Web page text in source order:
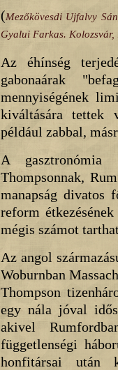
(Mezőkövesdi Ujfalvy
Gyalui Farkas.
Az éhínség
gabonaárak
mennyiségének
kiváltására tettek
például zabbal,
A
Thompsonnak,
manapság divatos
reform
mégis számot
Az angol
Woburnban
Thompson
egy nála jóval
akivel
függetlenségi
honfitársai után